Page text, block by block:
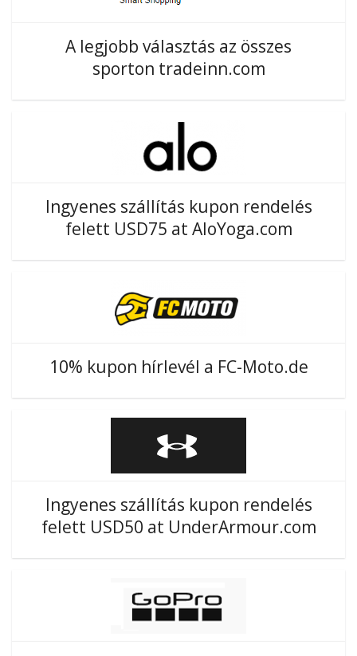
A legjobb választás az összes
sporton tradeinn.com
Ingyenes szállítás kupon rendelés
felett USD75 at AloYoga.com
10% kupon hírlevél a FC-Moto.de
Ingyenes szállítás kupon rendelés
felett USD50 at UnderArmour.com